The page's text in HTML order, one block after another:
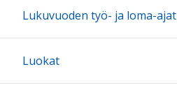
22:00
Lukuvuoden työ- ja loma-ajat
Luokat